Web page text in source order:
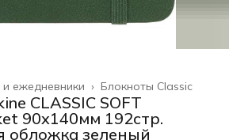
Блокноты Classic
ежедневники ›
CLASSIC SOFT
90x140мм 192стр.
обложка зеленый